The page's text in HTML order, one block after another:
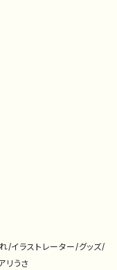
イラストレーター/グッズ/
リうさ